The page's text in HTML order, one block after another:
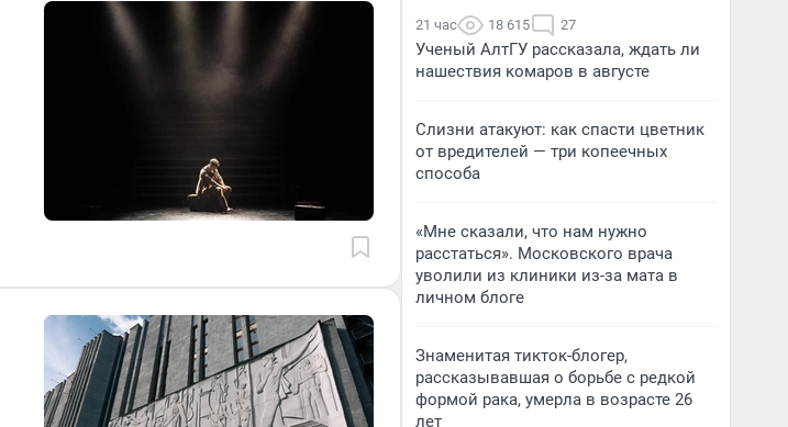
21 час 18 615 27
Ученый АлтГУ рассказала, ждать ли
нашествия комаров в августе
Слизни атакуют: как спасти цветник
от вредителей — три копеечных
способа
«Мне сказали, что нам нужно
расстаться». Московского врача
уволили из клиники из-за мата в
личном блоге
Знаменитая тикток-блогер,
рассказывавшая о борьбе с редкой
формой рака, умерла в возрасте 26
лет